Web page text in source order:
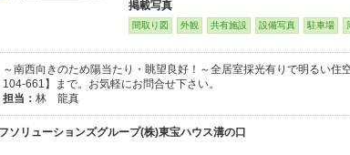
掲載写真
間取り図 外観 共有施設 設備写真 駐車場
～南西向きのため陽当たり・眺望良好！～全居室採光有りで明るい住
104-661】まで。お気軽にお問合せ下さい。
担当： 林 龍真
ソリューションズグループ(株)東宝ハウス溝の口